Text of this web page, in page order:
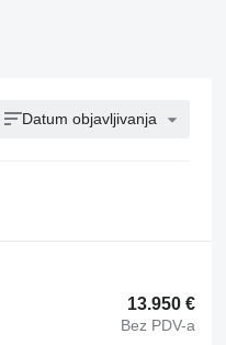
Datum objavljivanja
13.950 €
Bez PDV-a